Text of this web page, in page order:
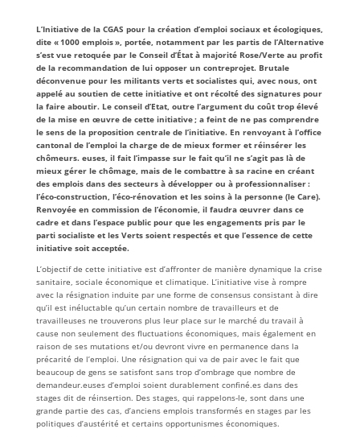
L’Initiative de la CGAS pour la création d’emploi sociaux et écologiques,
dite « 1000 emplois », portée, notamment par les partis de l’Alternative
s’est vue retoquée par le Conseil d’État à majorité Rose/Verte au profit
de la recommandation de lui opposer un contreprojet. Brutale
déconvenue pour les militants verts et socialistes qui, avec nous, ont
appelé au soutien de cette initiative et ont récolté des signatures pour
la faire aboutir. Le conseil d’Etat, outre l’argument du coût trop élevé
de la mise en œuvre de cette initiative ; a feint de ne pas comprendre
le sens de la proposition centrale de l’initiative. En renvoyant à l’office
cantonal de l’emploi la charge de de mieux former et réinsérer les
chômeurs. euses, il fait l’impasse sur le fait qu’il ne s’agit pas là de
mieux gérer le chômage, mais de le combattre à sa racine en créant
des emplois dans des secteurs à développer ou à professionnaliser :
l’éco-construction, l’éco-rénovation et les soins à la personne (le Care).
Renvoyée en commission de l’économie, il faudra œuvrer dans ce
cadre et dans l’espace public pour que les engagements pris par le
parti socialiste et les Verts soient respectés et que l’essence de cette
initiative soit acceptée.
L’objectif de cette initiative est d’affronter de manière dynamique la crise
sanitaire, sociale économique et climatique. L’initiative vise à rompre
avec la résignation induite par une forme de consensus consistant à dire
qu’il est inéluctable qu’un certain nombre de travailleurs et de
travailleuses ne trouverons plus leur place sur le marché du travail à
cause non seulement des fluctuations économiques, mais également en
raison de ses mutations et/ou devront vivre en permanence dans la
précarité de l’emploi. Une résignation qui va de pair avec le fait que
beaucoup de gens se satisfont sans trop d’ombrage que nombre de
demandeur.euses d’emploi soient durablement confiné.es dans des
stages dit de réinsertion. Des stages, qui rappelons-le, sont dans une
grande partie des cas, d’anciens emplois transformés en stages par les
politiques d’austérité et certains opportunismes économiques.